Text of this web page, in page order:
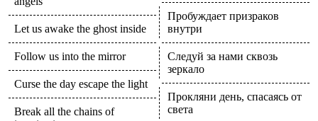
Let us awake the ghost inside
Follow us into the mirror
Curse the day escape the light
Break all the chains of
Пробуждает призраков
внутри
Следуй за нами сквозь
зеркало
Прокляни день, спасаясь от
света